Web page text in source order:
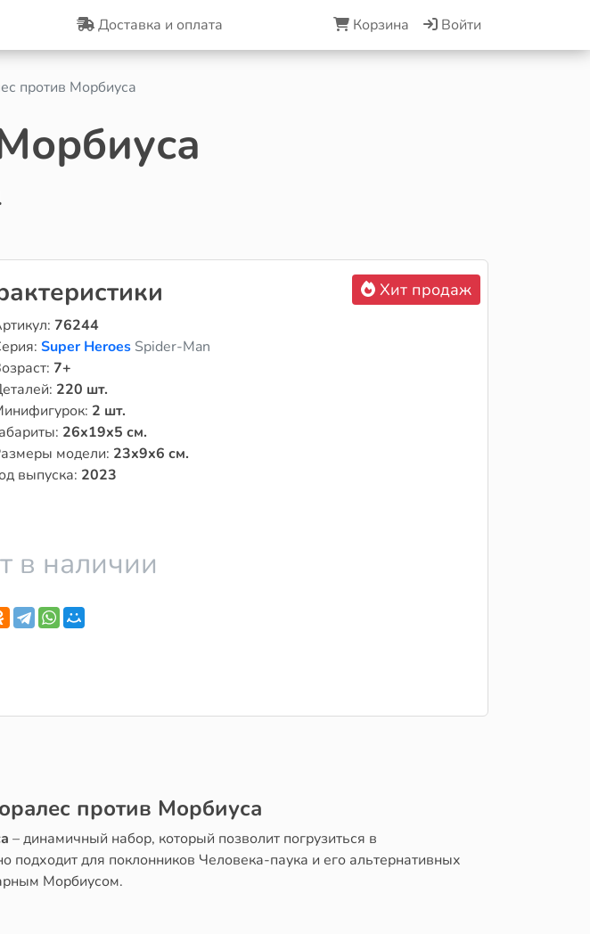
Доставка и оплата Корзина Войти
против Морбиуса
Хит продаж
76244
Super Heroes Spider-Man
7+
220 шт.
2 шт.
26x19x5 см.
модели: 23x9x6 см.
выпуска: 2023
в наличии
против Морбиуса
– динамичный набор, который позволит погрузиться в
для поклонников Человека-паука и его альтернативных
Морбиусом.